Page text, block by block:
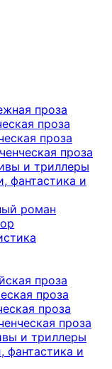
проза
проза
проза
проза
и триллеры
фантастика и
роман
проза
проза
проза
проза
и триллеры
фантастика и